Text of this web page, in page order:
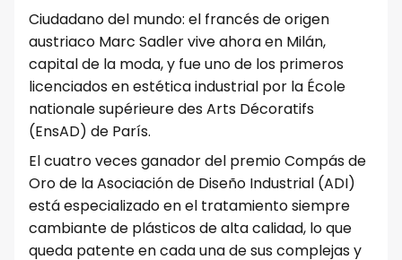
Ciudadano del mundo: el francés de origen
austriaco Marc Sadler vive ahora en Milán,
capital de la moda, y fue uno de los primeros
licenciados en estética industrial por la École
nationale supérieure des Arts Décoratifs
(EnsAD) de París.
El cuatro veces ganador del premio Compás de
Oro de la Asociación de Diseño Industrial (ADI)
está especializado en el tratamiento siempre
cambiante de plásticos de alta calidad, lo que
queda patente en cada una de sus complejas y